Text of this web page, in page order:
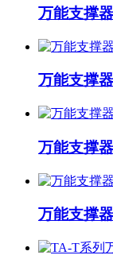
万能支撑
万能支撑
万能支撑
万能支撑